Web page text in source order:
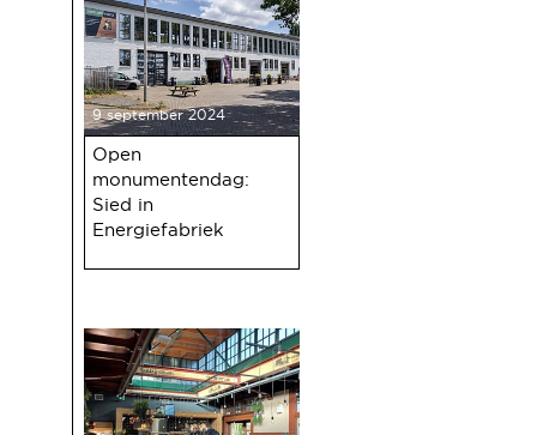
9 september 2024
Open
monumentendag:
Sied in
Energiefabriek